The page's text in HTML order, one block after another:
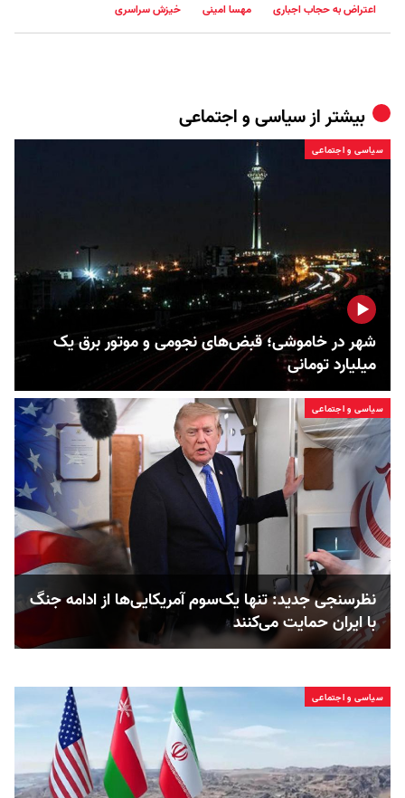
اعتراض به حجاب اجباری
مهسا امینی خیزش سراسری
بیشتر ازسیاسی و اجتماعی
سیاسی و اجتماعی
شهر در خاموشی؛ قبض‌های نجومی و موتور برق یک
میلیارد تومانی
سیاسی و اجتماعی
نظرسنجی جدید: تنها یک‌سوم آمریکایی‌ها از ادامه جنگ
با ایران حمایت می‌کنند
سیاسی و اجتماعی